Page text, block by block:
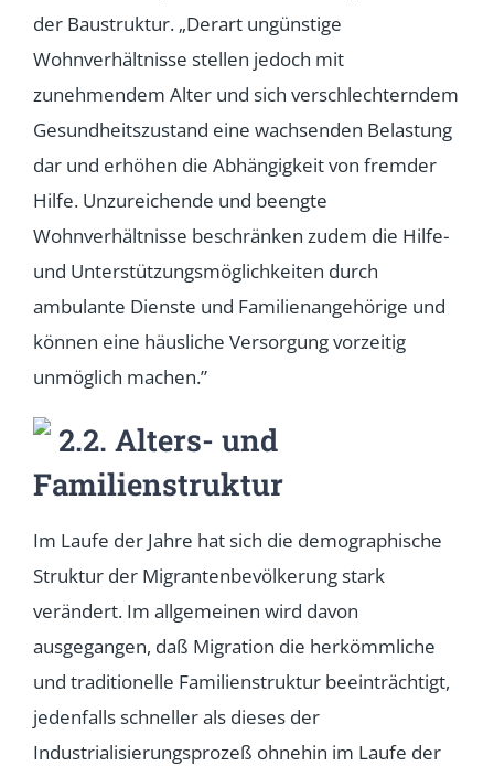
der Baustruktur. „Derart ungünstige
Wohnverhältnisse stellen jedoch mit
zunehmendem Alter und sich verschlechterndem
Gesundheitszustand eine wachsenden Belastung
dar und erhöhen die Abhängigkeit von fremder
Hilfe. Unzureichende und beengte
Wohnverhältnisse beschränken zudem die Hilfe-
und Unterstützungsmöglichkeiten durch
ambulante Dienste und Familienangehörige und
können eine häusliche Versorgung vorzeitig
unmöglich machen.”
2.2. Alters- und
Familienstruktur
Im Laufe der Jahre hat sich die demographische
Struktur der Migrantenbevölkerung stark
verändert. Im allgemeinen wird davon
ausgegangen, daß Migration die herkömmliche
und traditionelle Familienstruktur beeinträchtigt,
jedenfalls schneller als dieses der
Industrialisierungsprozeß ohnehin im Laufe der